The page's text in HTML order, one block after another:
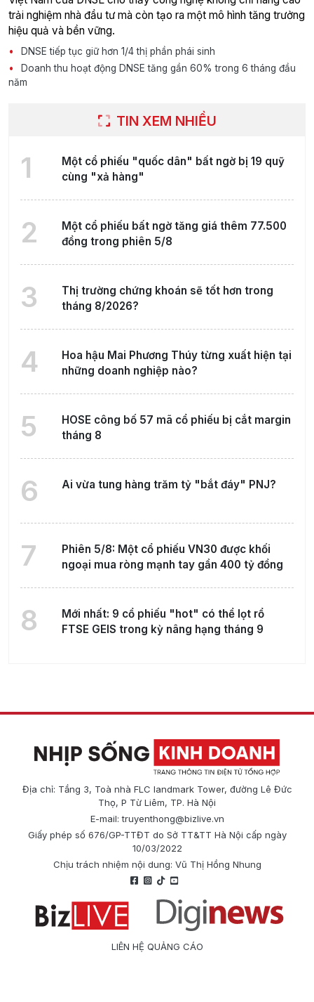
trải nghiệm nhà đầu tư mà còn tạo ra một mô hình tăng trưởng
hiệu quả và bền vững.
DNSE tiếp tục giữ hơn 1/4 thị phần phái sinh
Doanh thu hoạt động DNSE tăng gần 60% trong 6 tháng đầu
năm
TIN XEM NHIỀU
1
Một cổ phiếu "quốc dân" bất ngờ bị 19 quỹ
cùng "xả hàng"
2
Một cổ phiếu bất ngờ tăng giá thêm 77.500
đồng trong phiên 5/8
3
Thị trường chứng khoán sẽ tốt hơn trong
tháng 8/2026?
4
Hoa hậu Mai Phương Thúy từng xuất hiện tại
những doanh nghiệp nào?
5
HOSE công bố 57 mã cổ phiếu bị cắt margin
tháng 8
6 Ai vừa tung hàng trăm tỷ "bắt đáy" PNJ?
7
Phiên 5/8: Một cổ phiếu VN30 được khối
ngoại mua ròng mạnh tay gần 400 tỷ đồng
8
Mới nhất: 9 cổ phiếu "hot" có thể lọt rổ
FTSE GEIS trong kỳ nâng hạng tháng 9
Địa chỉ: Tầng 3, Toà nhà FLC landmark Tower, đường Lê Đức
Thọ, P Từ Liêm, TP. Hà Nội
E-mail:truyenthong@bizlive.vn
Giấy phép số 676/GP-TTĐT do Sở TT&TT Hà Nội cấp ngày
10/03/2022
Chịu trách nhiệm nội dung: Vũ Thị Hồng Nhung
LIÊN HỆ QUẢNG CÁO